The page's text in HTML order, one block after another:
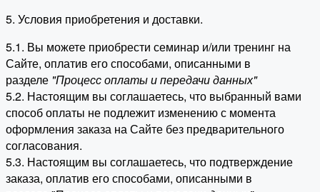
5. Условия приобретения и доставки.
5.1. Вы можете приобрести семинар и/или тренинг на
Сайте, оплатив его способами, описанными в
разделе "Процесс оплаты и передачи данных"
5.2. Настоящим вы соглашаетесь, что выбранный вами
способ оплаты не подлежит изменению с момента
оформления заказа на Сайте без предварительного
согласования.
5.3. Настоящим вы соглашаетесь, что подтверждение
заказа, оплатив его способами, описанными в